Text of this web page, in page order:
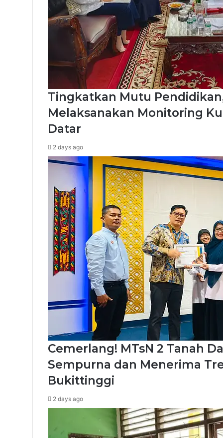
Tingkatkan Mutu
Melaksanakan Monitoring
Datar
2 days ago
Cemerlang! MTsN 2 Tanah
Sempurna dan Menerima
Bukittinggi
2 days ago